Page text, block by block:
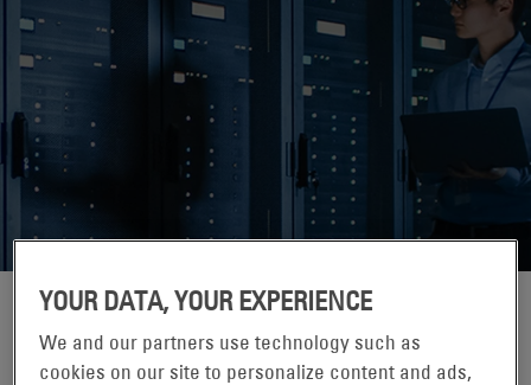
CAMPBELLFIELD, AUSTRALIA
YOUR DATA, YOUR EXPERIENCE
We and our partners use technology such as
cookies on our site to personalize content and ads,